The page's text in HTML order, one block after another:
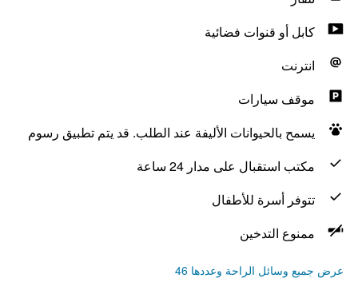
كابل أو قنوات فضائية
انترنت
موقف سيارات
يسمح بالحيوانات الأليفة عند الطلب. قد يتم تطبيق رسوم
مكتب استقبال على مدار 24 ساعة
تتوفر أسرة للأطفال
ممنوع التدخين
عرض جميع وسائل الراحة وعددها 46